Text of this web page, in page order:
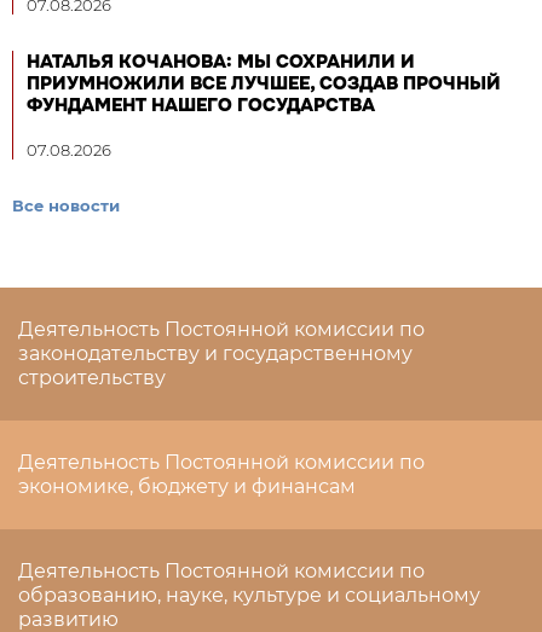
07.08.2026
НАТАЛЬЯ КОЧАНОВА: МЫ СОХРАНИЛИ И
ПРИУМНОЖИЛИ ВСЕ ЛУЧШЕЕ, СОЗДАВ ПРОЧНЫЙ
ФУНДАМЕНТ НАШЕГО ГОСУДАРСТВА
07.08.2026
Все новости
Деятельность Постоянной комиссии по
законодательству и государственному
строительству
Деятельность Постоянной комиссии по
экономике, бюджету и финансам
Деятельность Постоянной комиссии по
образованию, науке, культуре и социальному
развитию